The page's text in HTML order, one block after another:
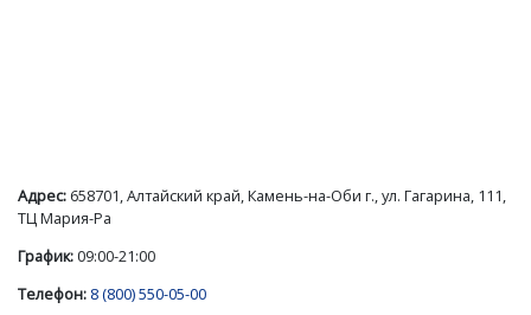
Адрес: 658701, Алтайский край, Камень-на-Оби г., ул. Гагарина, 111,
ТЦ Мария-Ра
График:09:00-21:00
Телефон: 8 (800) 550-05-00